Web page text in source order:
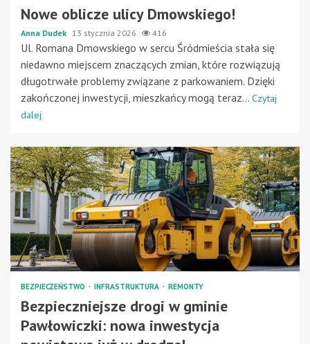
Nowe oblicze ulicy Dmowskiego!
Anna Dudek 13 stycznia 2026 416
Ul. Romana Dmowskiego w sercu Śródmieścia stała się
niedawno miejscem znaczących zmian, które rozwiązują
długotrwałe problemy związane z parkowaniem. Dzięki
zakończonej inwestycji, mieszkańcy mogą teraz... Czytaj
dalej
BEZPIECZEŃSTWO INFRASTRUKTURA REMONTY
Bezpieczniejsze drogi w gminie
Pawłowiczki: nowa inwestycja